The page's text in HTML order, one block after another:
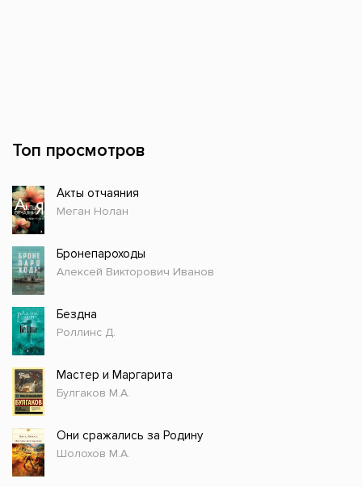
Топ просмотров
Акты отчаяния
Меган Нолан
Бронепароходы
Алексей Викторович Иванов
Бездна
Роллинс Д.
Мастер и Маргарита
Булгаков М.А.
Они сражались за Родину
Шолохов М.А.